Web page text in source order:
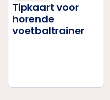
Tipkaart voor
horende
voetbaltrainer